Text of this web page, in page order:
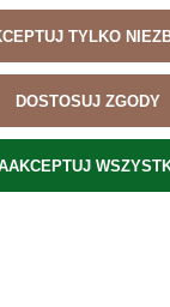
5.7223
TYLKO
DOSTOSUJ ZGODY